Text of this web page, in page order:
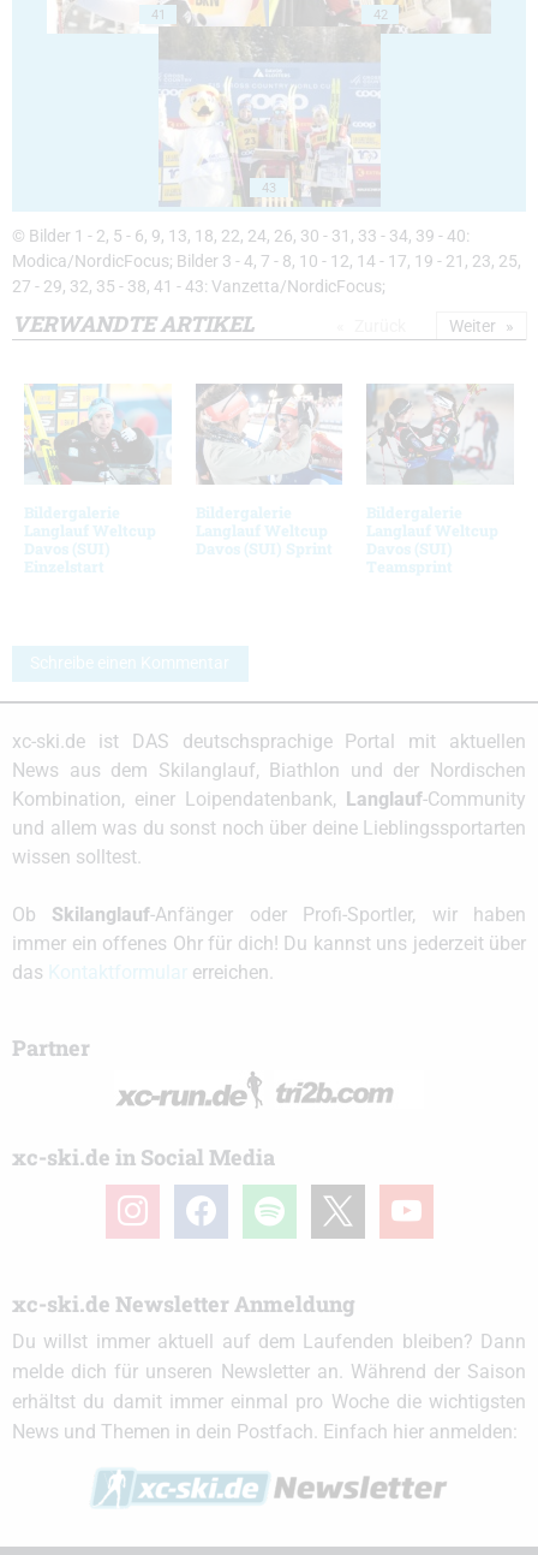
41 42
43
© Bilder 1 - 2, 5 - 6, 9, 13, 18, 22, 24, 26, 30 - 31, 33 - 34, 39 - 40:
Modica/NordicFocus; Bilder 3 - 4, 7 - 8, 10 - 12, 14 - 17, 19 - 21, 23, 25,
27 - 29, 32, 35 - 38, 41 - 43: Vanzetta/NordicFocus;
VERWANDTE ARTIKEL
Bildergalerie
Langlauf Weltcup
Davos (SUI)
Einzelstart
Bildergalerie
Langlauf Weltcup
Davos (SUI) Sprint
Bildergalerie
Langlauf Weltcup
Davos (SUI)
Teamsprint
Weiter
Schreibe einen Kommentar
xc-ski.de ist DAS deutschsprachige Portal mit aktuellen
News aus dem Skilanglauf, Biathlon und der Nordischen
Kombination, einer Loipendatenbank,
Langlauf-Community
und allem was du sonst noch über deine Lieblingssportarten
wissen solltest.
Ob Skilanglauf-Anfänger oder Profi-Sportler, wir haben
immer ein offenes Ohr für dich! Du kannst uns jederzeit über
das
erreichen.
Partner
xc-ski.de in Social Media
instagramfacebook spotify youtube
xc-ski.de Newsletter Anmeldung
Du willst immer aktuell auf dem Laufenden bleiben? Dann
melde dich für unseren Newsletter an. Während der Saison
erhältst du damit immer einmal pro Woche die wichtigsten
News und Themen in dein Postfach. Einfach hier anmelden: